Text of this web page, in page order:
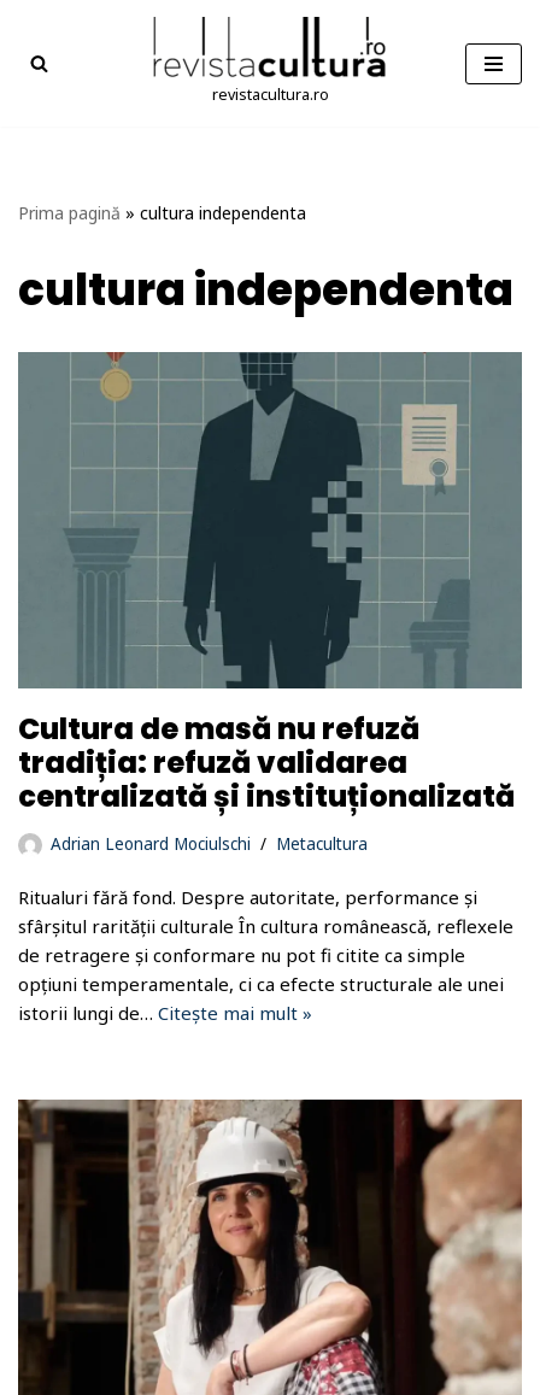
Sari
revistacultura.ro
Prima pagină » cultura independenta
cultura independenta
Cultura de masă nu refuză
tradiția: refuză validarea
centralizată și instituționalizată
Adrian Leonard Mociulschi Metacultura
Ritualuri fără fond. Despre autoritate, performance și
sfârșitul rarității culturale În cultura românească, reflexele
de retragere și conformare nu pot fi citite ca simple
opțiuni temperamentale, ci ca efecte structurale ale unei
istorii lungi de… Citește mai mult »